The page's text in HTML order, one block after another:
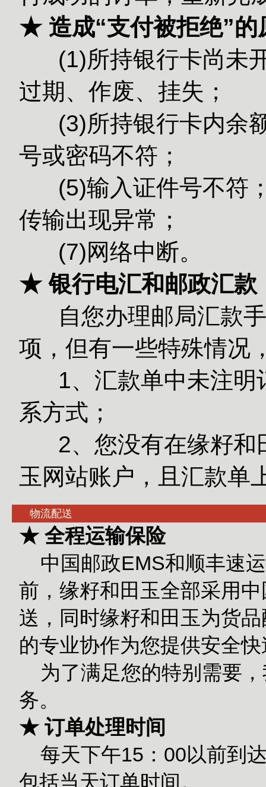
★ 造成“支付被拒绝”的
(1)所持银行卡尚未
过期、作废、挂失；
(3)所持银行
号或密码不符；
(5)输入证
传输出现异常；
(7)网络中断。
★ 银行电汇和邮政汇款
自您办理邮局汇款手
项，但有一些特殊情况
1、汇款单中未注明
系方式；
2、您没有在缘籽和
玉网站账户，且汇款单
物流配送
★ 全程运输保险
中国邮政EMS和顺丰速
前，缘籽和田玉全部采用
送，同时缘籽和田玉为货
的专业协作为您提供安全
为了满足您的特别需要
务。
★ 订单处理时间
每天下午15：00以前到
包括当天订单时间。